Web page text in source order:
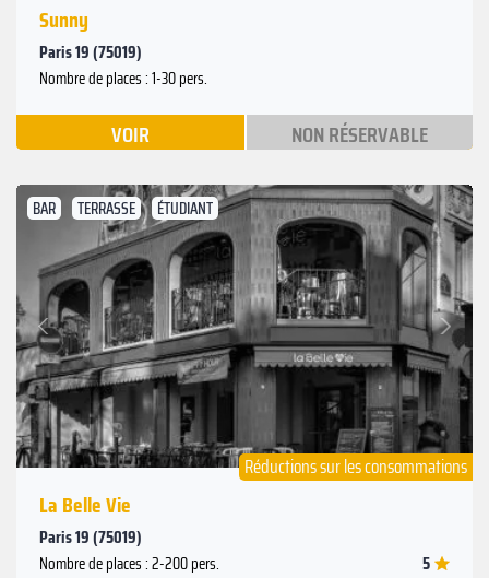
Sunny
Paris 19 (75019)
Nombre de places : 1-30 pers.
VOIR NON RÉSERVABLE
BAR TERRASSE ÉTUDIANT
Précédent
Suivant
Réductions sur les consommations
La Belle Vie
Paris 19 (75019)
Nombre de places : 2-200 pers. 5